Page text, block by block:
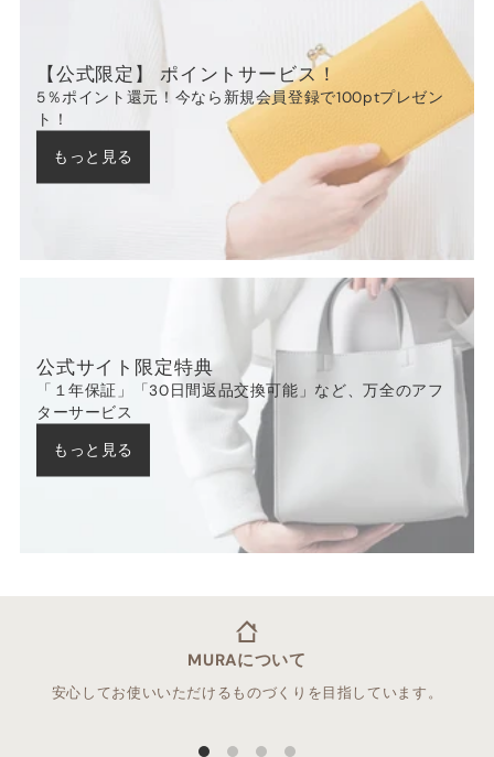
【公式限定】 ポイントサービス！
5％ポイント還元！今なら新規会員登録で100ptプレゼン
ト！
もっと見る
公式サイト限定特典
「１年保証」「30日間返品交換可能」など、万全のアフ
ターサービス
もっと見る
MURAについて
安心してお使いいただけるものづくりを目指しています。